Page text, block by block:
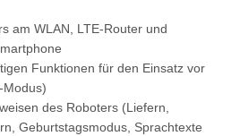
am WLAN, LTE-Router und
Funktionen für den Einsatz vor
Modus)
des Roboters (Liefern,
Geburtstagsmodus, Sprachtexte